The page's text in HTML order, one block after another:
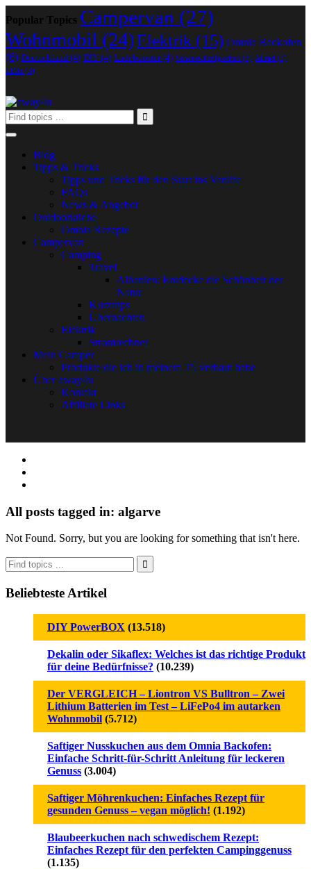
Popular Topics Campervan (27)
Wohnmobil (24)Elektrik (15) Omnia Backofen
(6) Deutschland (4) DIY (4) Ladebooster(4) Sehenswürdigkeiten (3) Allrad (3)
LiMa (3)
Blog
Tipps & Tricks
Tipps und Tricks für den Start ins Vanlife
FAQs
News & Angebot
Outdoorküche
Omnia Rezepte
Campervan
Camping
Travel
Albanien: Entdecke die Schönheit der
Natur
Kurztrips
Übernachten
Elektrik
Stromrechner
Mein Camper
Produkte die ich in meinem T5 verbaut habe
Über away4u
Kontakt
Affiliate Links
All posts tagged in: algarve
Not Found. Sorry, but you are looking for something that isn't here.
Beliebteste Artikel
DIY PowerBOX (13.518)
Dekalin oder Sikaflex: Welches ist das richtige Produkt
für deine Bedürfnisse? (10.239)
Der VERGLEICH – Liontron VS Bulltron – Zwei
Lithium Batterien im Test – LiFePo4 im autarken
Wohnmobil (5.712)
Saftiger Nusskuchen aus dem Omnia Backofen:
Einfache Schritt-für-Schritt Anleitung für leckeren
Genuss (3.004)
Saftiger Möhrenkuchen: Einfaches Rezept für
gesunden Genuss – vegan möglich! (1.192)
Blaubeerkuchen nach schwedischem Rezept:
Einfaches Rezept für den perfekten Campinggenuss
(1.135)